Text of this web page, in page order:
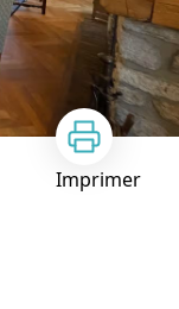
Imprimer